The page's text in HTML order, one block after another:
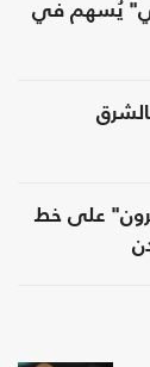
يُسهم في
على خط